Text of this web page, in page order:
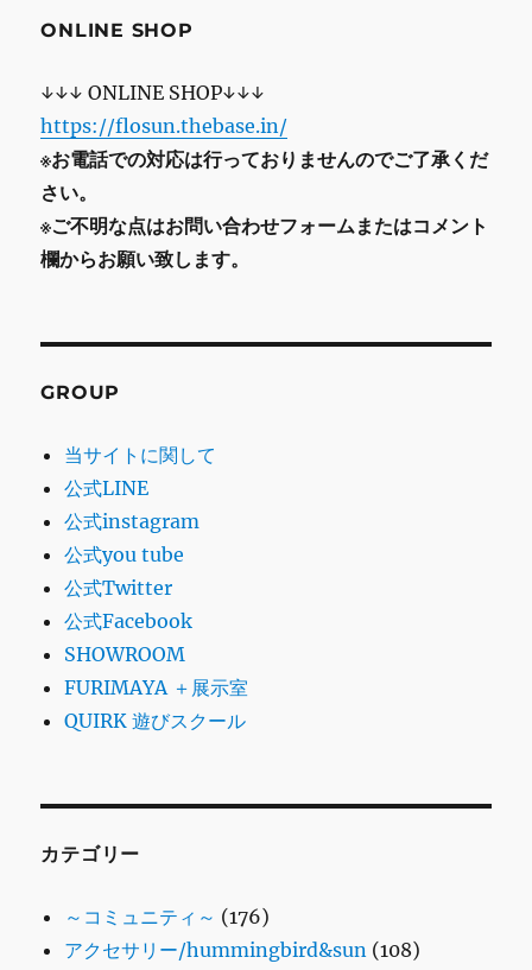
ONLINE SHOP
↓↓↓ ONLINE SHOP↓↓↓
https://flosun.thebase.in/
※お電話での対応は行っておりませんのでご了承くだ
さい。
※ご不明な点はお問い合わせフォームまたはコメント
欄からお願い致します。
GROUP
当サイトに関して
公式LINE
公式instagram
公式you tube
公式Twitter
公式Facebook
SHOWROOM
FURIMAYA ＋展示室
QUIRK 遊びスクール
カテゴリー
～コミュニティ～ (176)
アクセサリー/hummingbird&sun (108)